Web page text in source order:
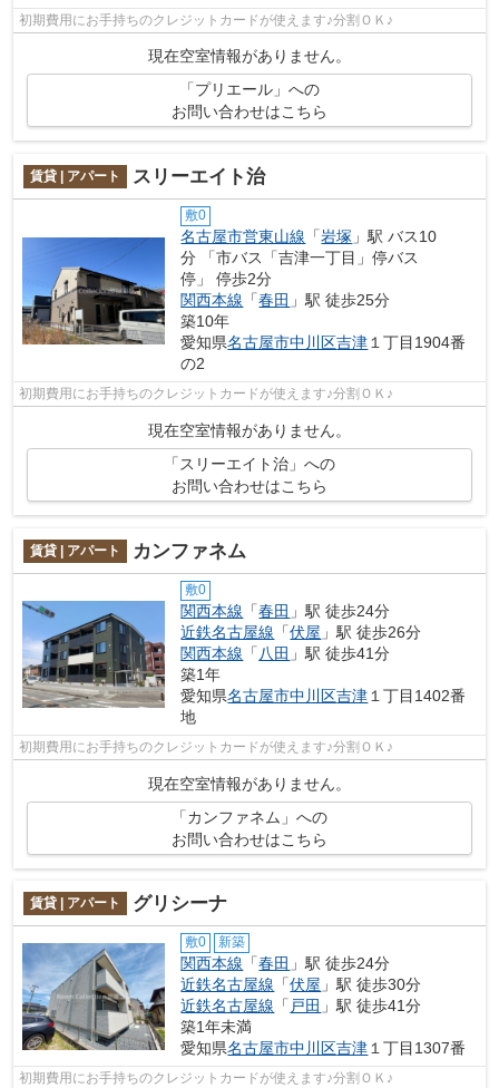
初期費用にお手持ちのクレジットカードが使えます♪分割ＯＫ♪
現在空室情報がありません。
「プリエール」への
お問い合わせはこちら
賃貸 | アパート スリーエイト治
敷0
名古屋市営東山線 「岩塚 」駅 バス10
分 「市バス「吉津一丁目」停バス
停」 停歩2分
関西本線 「春田 」駅 徒歩25分
築10年
愛知県名古屋市中川区吉津 １丁目1904番
の2
初期費用にお手持ちのクレジットカードが使えます♪分割ＯＫ♪
現在空室情報がありません。
「スリーエイト治」への
お問い合わせはこちら
賃貸 | アパート カンファネム
敷0
関西本線 「春田 」駅 徒歩24分
近鉄名古屋線 「伏屋 」駅 徒歩26分
関西本線 「 八田 」駅 徒歩41分
築1年
愛知県名古屋市中川区吉津 １丁目1402番
地
初期費用にお手持ちのクレジットカードが使えます♪分割ＯＫ♪
現在空室情報がありません。
「カンファネム」への
お問い合わせはこちら
賃貸 | アパート グリシーナ
敷0 新築
関西本線 「春田 」駅 徒歩24分
近鉄名古屋線 「伏屋 」駅 徒歩30分
近鉄名古屋線 「 戸田 」駅 徒歩41分
築1年未満
愛知県名古屋市中川区吉津１丁目1307番
初期費用にお手持ちのクレジットカードが使えます♪分割ＯＫ♪